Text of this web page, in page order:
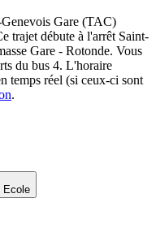
Gare (TAC)
trajet débute à l'arrêt Saint-
Gare - Rotonde. Vous
du bus 4. L'horaire
temps réel (si ceux-ci sont
.
Ecole